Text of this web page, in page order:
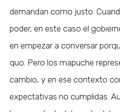
demandan como justo.
poder, en este caso el
en empezar a conversar
quo. Pero los mapuche
cambio, y en ese contexto
expectativas no cumplidas.